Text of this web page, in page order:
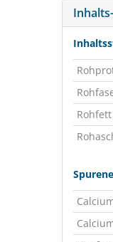
Rohfett